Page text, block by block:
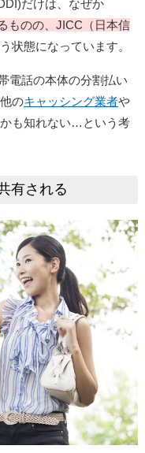
だけは、なぜか
ものの、JICC（日本信
状態になっています。
電話の本体の分割払い
のキャッシング業者や
も知れない…という考
有される